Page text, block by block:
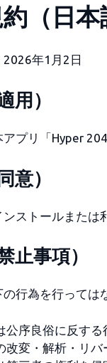
（日
年1月2日
用）
プリ「Hyper
意）
ストールまたは
止事項）
行為を行っては
公序良俗に反する
改変・解析・リ